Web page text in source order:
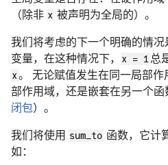
（除非 x 被声明为全局的）。
我们将考虑的下一个明确的情况
变量，在这种情况下，
x = 1 总
x。 无论赋值发生在同一局部
部作用域，还是嵌套在另一个
闭包）。
我们将使用 sum_to 函数，它计
如：